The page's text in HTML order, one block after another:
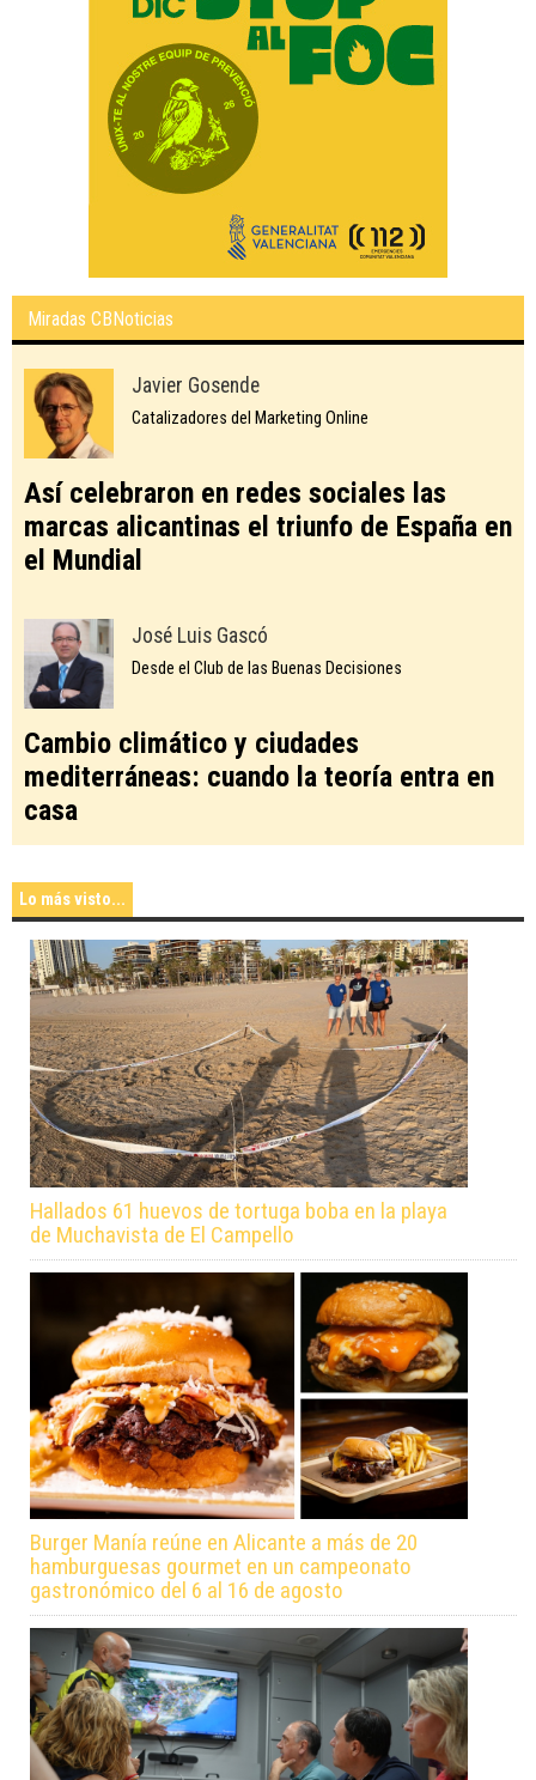
Miradas CBNoticias
Javier Gosende
Catalizadores del Marketing Online
Así celebraron en redes sociales las
marcas alicantinas el triunfo de España en
el Mundial
José Luis Gascó
Desde el Club de las Buenas Decisiones
Cambio climático y ciudades
mediterráneas: cuando la teoría entra en
casa
Lo más visto...
Hallados 61 huevos de tortuga boba en la playa
de Muchavista de El Campello
Burger Manía reúne en Alicante a más de 20
hamburguesas gourmet en un campeonato
gastronómico del 6 al 16 de agosto